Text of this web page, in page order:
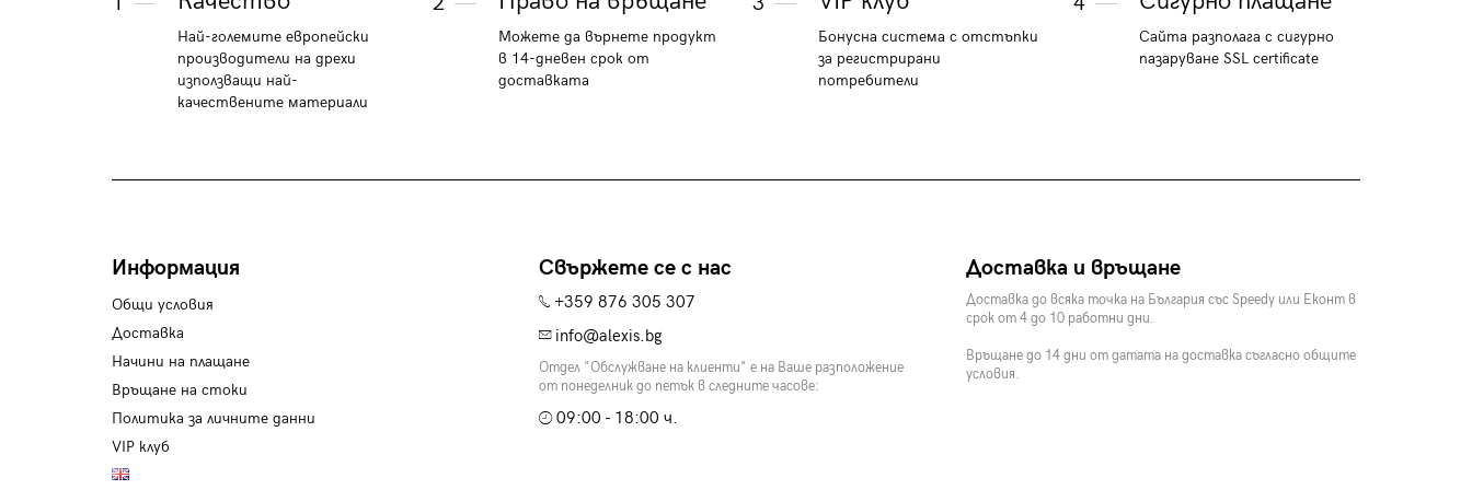
Най-големите европейски
производители на дрехи
използващи най-
качествените материали
Можете да върнете продукт
в 14-дневен срок от
доставката
Бонусна система с отстъпки
за регистрирани
потребители
Сайта разполага с сигурно
пазаруване SSL certificate
Информация
Общи условия
Доставка
Начини на плащане
Връщане на стоки
Политика за личните данни
VIP клуб
Свържете се с нас
+359 876 305 307
info@alexis.bg
Отдел "Обслужване на клиенти" е на Ваше разположение
от понеделник до петък в следните часове:
09:00 - 18:00 ч.
Доставка и връщане
Доставка до всяка точка на България със Speedy или Еконт в
срок от 4 до 10 работни дни.
Връщане до 14 дни от датата на доставка съгласно общите
условия.